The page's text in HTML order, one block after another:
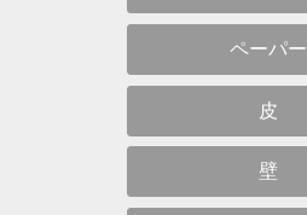
ペーパー
皮
壁